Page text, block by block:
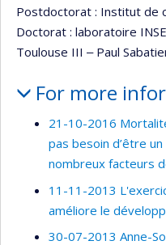
Postdoctorat : Institut de
Doctorat : laboratoire
Toulouse III ‒ Paul
For more
21-10-2016
pas besoin d’être
nombreux facteurs
11-11-2013
améliore le
30-07-2013 Anne-